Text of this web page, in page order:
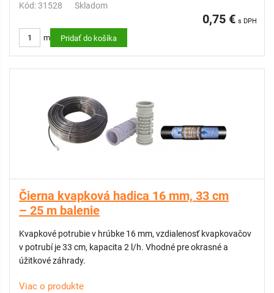
Kód: 31528 Skladom
0,75 € s DPH
m Pridať do košíka
Čierna kvapková hadica 16 mm, 33 cm
– 25 m balenie
Kvapkové potrubie v hrúbke 16 mm, vzdialenosť kvapkovačov
v potrubí je 33 cm, kapacita 2 l/h. Vhodné pre okrasné a
úžitkové záhrady.
Viac o produkte